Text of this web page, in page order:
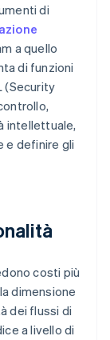
di
a quello
di funzioni
(Security
intellettuale,
e definire gli
costi più
dimensione
dei flussi di
a livello di